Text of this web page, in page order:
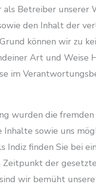
als Betreiber unserer
den Inhalt der
können wir zu
Art und Weise
im
wurden die
sowie uns
finden Sie bei
der
wir bemüht